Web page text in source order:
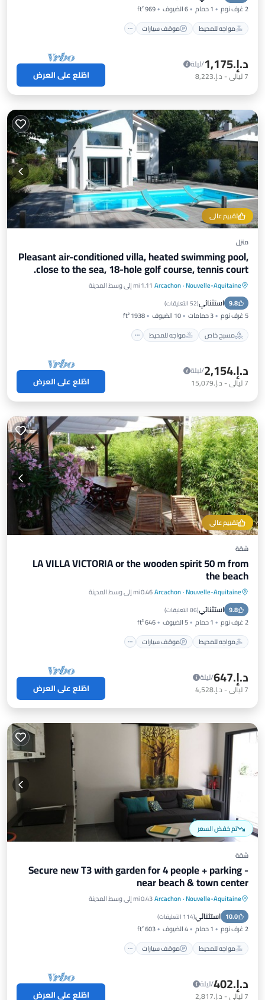
2 غرف نوم 1 حمام 6 الضيوف
969 ft²
مواجه للمحيط
موقف سيارات
د.إ.‏1,175
/ليلة
7ليالي- د.إ.‏8,223 اطّلع على العرض
تقييم عالي
منزل
Pleasant air-conditioned villa, heated swimming pool,
close to the sea, 18-hole golf course, tennis court.
Nouvelle-Aquitaine
·
Arcachon 1.11 mi إلى وسط المدينة
9.8 استثنائي(52 التعليقات )
5 غرف نوم 3 حمامات 10 الضيوف
1938 ft²
مسبح خاص
مواجه للمحيط
مسبح خاص مواجه للمحيط
موقف سيارات
مسبح
د.إ.‏2,154
/ليلة
7ليالي- د.إ.‏15,079 اطّلع على العرض
تقييم عالي
شقة
LA VILLA VICTORIA or the wooden spirit 50 m from
the beach
Nouvelle-Aquitaine
·
Arcachon0.46 mi إلى وسط المدينة
9.8 استثنائي(86 التعليقات )
2 غرف نوم 1 حمام 5 الضيوف
646 ft²
مواجه للمحيط
موقف سيارات
مواجه للمحيط
موقف سيارات
إطلالة على المحيط
د.إ.‏647
/ليلة
7ليالي- د.إ.‏4,528 اطّلع على العرض
تم خفض السعر
شقة
Secure new T3 with garden for 4 people + parking -
near beach & town center
Nouvelle-Aquitaine
·
Arcachon0.43 mi إلى وسط المدينة
10.0 استثنائي(114 التعليقات )
2 غرف نوم 1 حمام 4 الضيوف
603 ft²
مواجه للمحيط
موقف سيارات
مواجه للمحيط
موقف سيارات
إطلالة على المحيط
د.إ.‏402
/ليلة
7ليالي- د.إ.‏2,817 اطّلع على العرض